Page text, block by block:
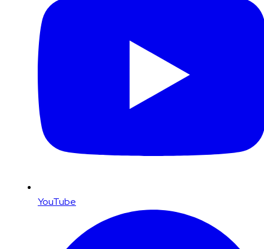
YouTube